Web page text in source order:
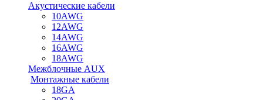
Акустические кабели
10AWG
12AWG
14AWG
16AWG
18AWG
Межблочные AUX
Монтажные кабели
18GA